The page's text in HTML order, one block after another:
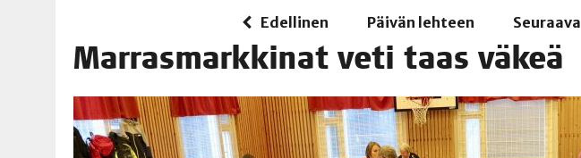
OPIN­TOI­HIN KAN­SA­LAIS­OPIS­TOS­SA VOI SAA­DA AVUSTUSTA
06.08.2026 TOI­VEI­DEN KOTI IISTÄ!
06.08.2026 | KII­MIN­KI­PÄI­VÄT JÄR­JES­TE­TÄÄN PERIN­TEI­TÄ KUNNIOITTAEN
Edellinen Päivän lehteen Seuraava
Mar­ras­mark­ki­nat veti taas väkeä